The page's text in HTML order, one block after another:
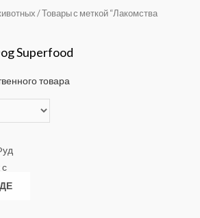
/ Товары с меткой “Лакомства
Superfood
товара